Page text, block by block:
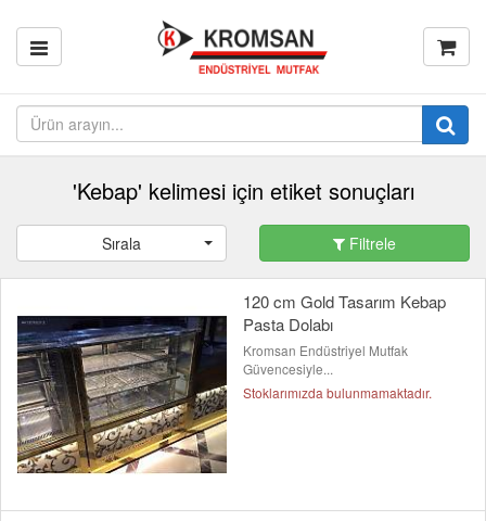
'Kebap' kelimesi için etiket sonuçları
Sırala Filtrele
120 cm Gold Tasarım Kebap
Pasta Dolabı
Kromsan Endüstriyel Mutfak
Güvencesiyle...
Stoklarımızda bulunmamaktadır.